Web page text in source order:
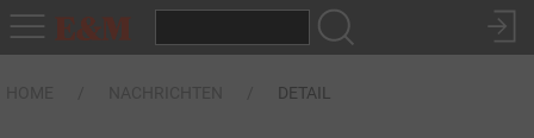
DETAIL